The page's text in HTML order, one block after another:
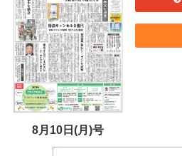
8月10日(月)号